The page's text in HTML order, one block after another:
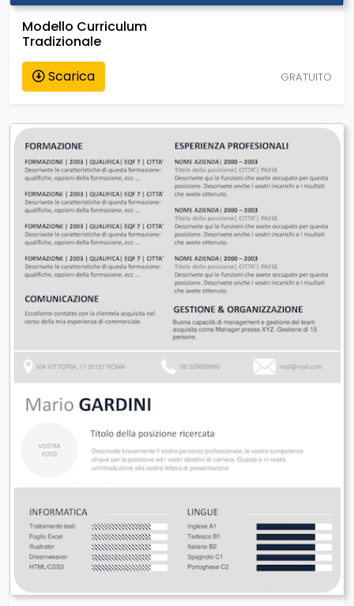
Modello Curriculum
Tradizionale
Scarica
GRATUITO